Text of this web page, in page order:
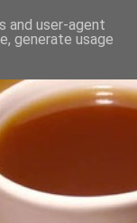
and user-agent
generate usage